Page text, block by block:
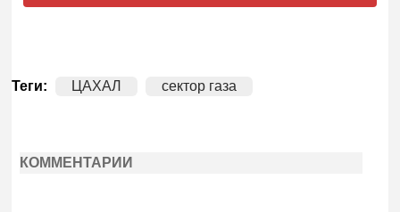
Теги: ЦАХАЛ сектор газа
КОММЕНТАРИИ